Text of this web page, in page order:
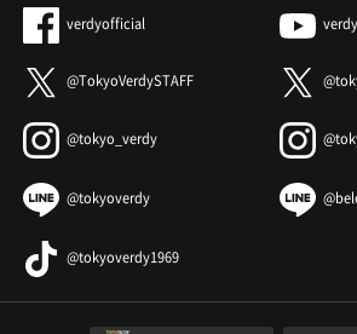
verdyofficial
@TokyoVerdySTAFF
@tokyo_verdy
@tokyoverdy
@tokyoverdy1969